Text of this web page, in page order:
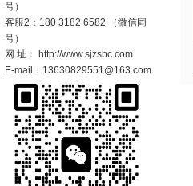
号）
客服2：180 3182 6582 （微信同
号）
网 址： http://www.sjzsbc.com
E-mail：13630829551@163.com